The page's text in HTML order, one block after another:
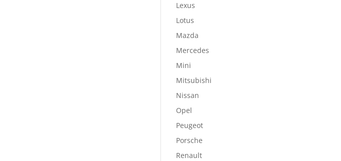
Lexus
Lotus
Mazda
Mercedes
Mini
Mitsubishi
Nissan
Opel
Peugeot
Porsche
Renault